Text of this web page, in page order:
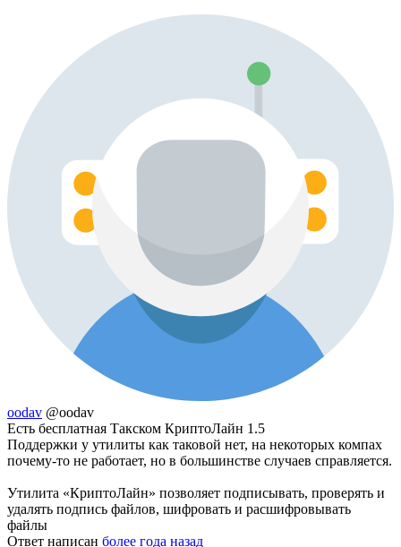
oodav @oodav
Есть бесплатная Такском КриптоЛайн 1.5
Поддержки у утилиты как таковой нет, на некоторых компах
почему-то не работает, но в большинстве случаев справляется.
Утилита «КриптоЛайн» позволяет подписывать, проверять и
удалять подпись файлов, шифровать и расшифровывать
файлы
Ответ написан более года назад